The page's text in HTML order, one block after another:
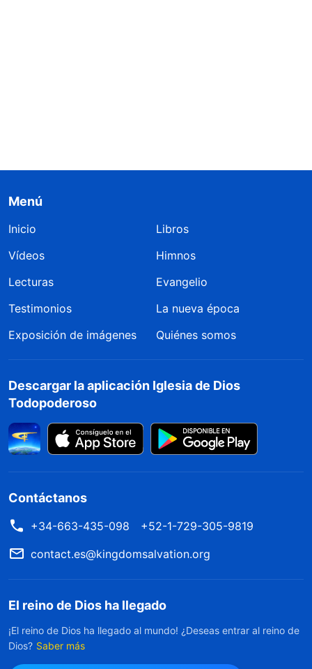
Menú
Inicio
Libros
Vídeos
Himnos
Lecturas
Evangelio
Testimonios
La nueva época
Exposición de imágenes
Quiénes somos
Descargar la aplicación Iglesia de Dios
Todopoderoso
Contáctanos
+34-663-435-098
+52-1-729-305-9819
contact.es@kingdomsalvation.org
El reino de Dios ha llegado
¡El reino de Dios ha llegado al mundo! ¿Deseas entrar al reino de
Dios? Saber más